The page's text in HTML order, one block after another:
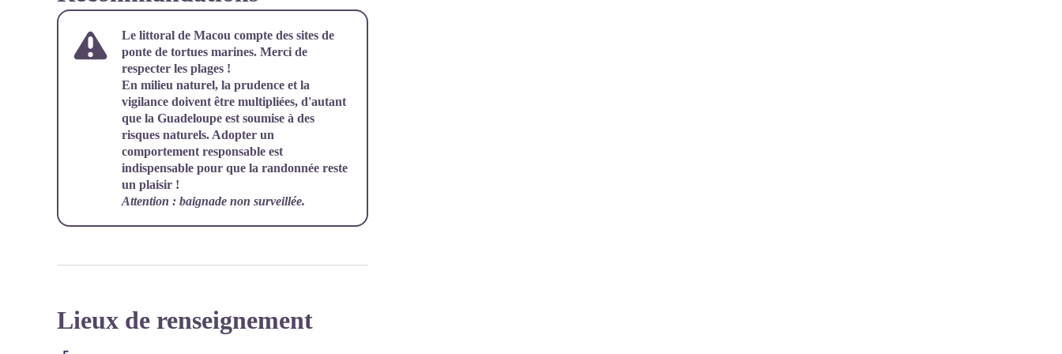
Le littoral de Macou compte des sites de
ponte de tortues marines. Merci de
respecter les plages !
En milieu naturel, la prudence et la
vigilance doivent être multipliées, d'autant
que la Guadeloupe est soumise à des
risques naturels. Adopter un
comportement responsable est
indispensable pour que la randonnée reste
un plaisir !
Attention : baignade non surveillée.
Lieux de renseignement